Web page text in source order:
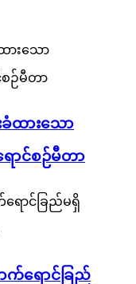
ခံထားသော
ာင်စဉ်မီတာ
က်ရောင်ခြည်